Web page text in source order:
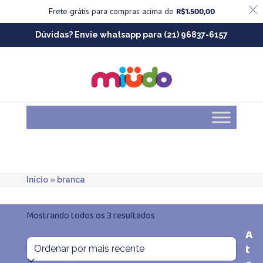
Frete grátis para compras acima de R$1.500,00
Dúvidas? Envie whatsapp para (21) 96837-6157
Início» branca
Mostrando todos os 3 resultadosClassificado
por
A
t